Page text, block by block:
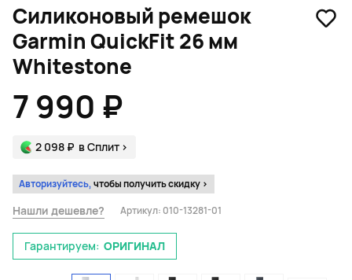
Силиконовый ремешок
Garmin QuickFit 26 мм
Whitestone
7 990 ₽
2 098 ₽ в Сплит >
Авторизуйтесь,чтобы получить скидку >
Нашли дешевле? Артикул: 010-13281-01
Гарантируем: ОРИГИНАЛ